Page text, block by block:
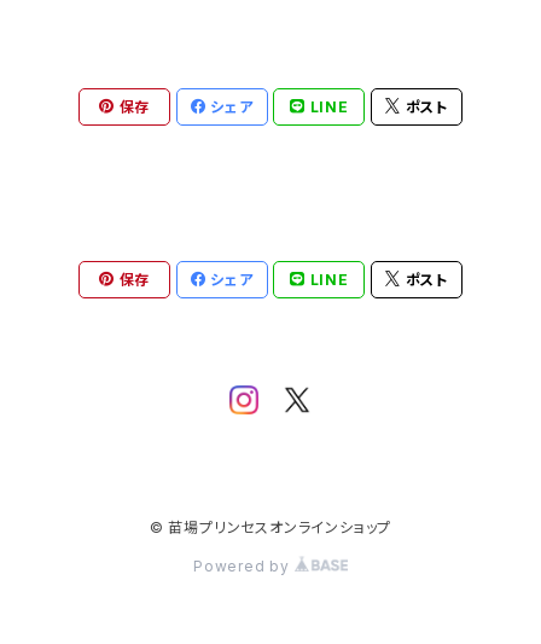
保存 シェア LINE ポスト
保存 シェア LINE ポスト
© 苗場プリンセスオンラインショップ
Powered by